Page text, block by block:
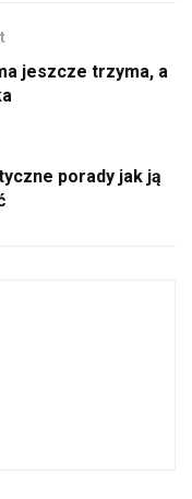
jeszcze trzyma, a
porady jak ją